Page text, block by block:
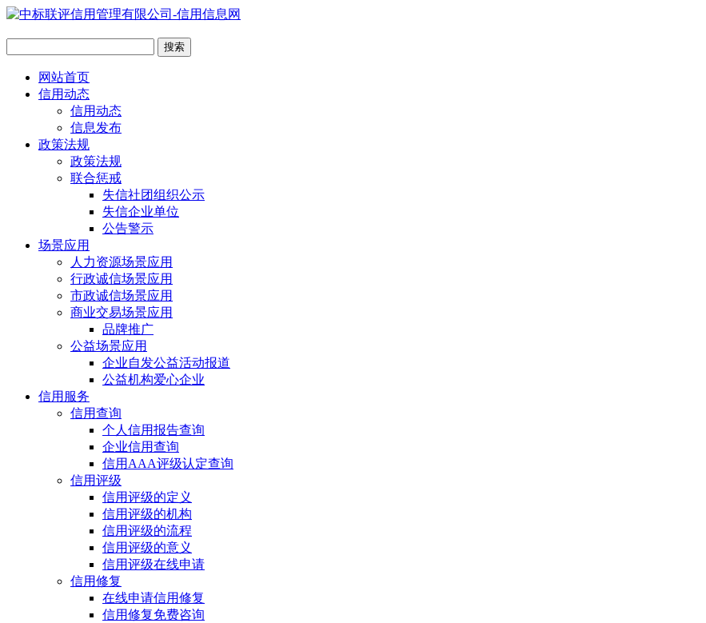
网站首页
信用动态
信用动态
信息发布
政策法规
政策法规
联合惩戒
失信社团组织公示
失信企业单位
公告警示
场景应用
人力资源场景应用
行政诚信场景应用
市政诚信场景应用
商业交易场景应用
品牌推广
公益场景应用
企业自发公益活动报道
公益机构爱心企业
信用服务
信用查询
个人信用报告查询
企业信用查询
信用AAA评级认定查询
信用评级
信用评级的定义
信用评级的机构
信用评级的流程
信用评级的意义
信用评级在线申请
信用修复
在线申请信用修复
信用修复免费咨询